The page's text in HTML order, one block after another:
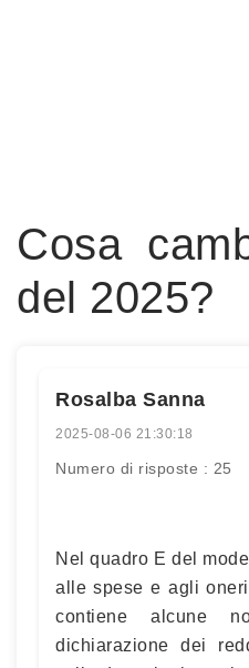
Cosa
del 2025?
Rosalba Sanna
2025-08-06 21:30:18
Numero di risposte : 25
Nel quadro E del
alle spese e agli
contiene alcune
dichiarazione dei